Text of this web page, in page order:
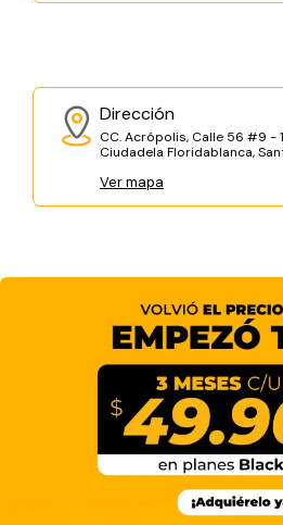
Dirección
CC. Acrópolis, Calle 56 #9 -
Ciudadela Floridablanca,
Ver mapa